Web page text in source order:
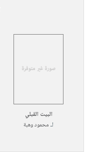
البيت القبلي
لـمحمود وهبة